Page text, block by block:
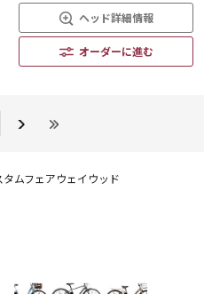
ヘッド詳細情報
オーダーに進む
タムフェアウェイウッド